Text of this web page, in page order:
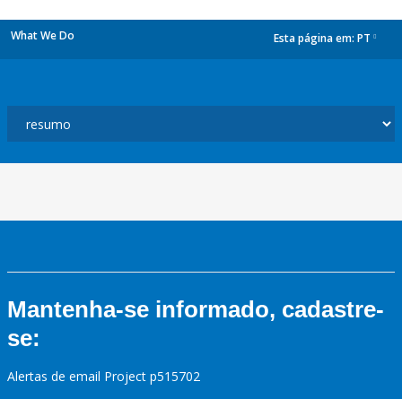
What We Do Esta página em: PT
Mantenha-se informado, cadastre-
se:
Alertas de email Project p515702